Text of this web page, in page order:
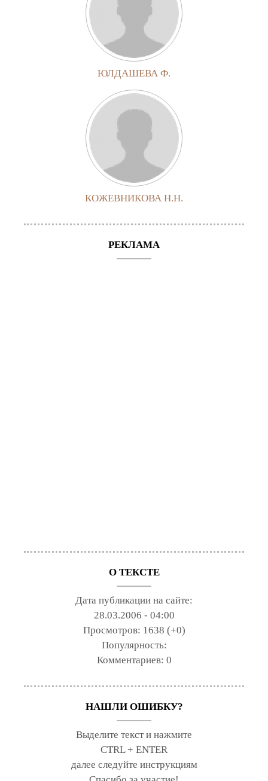
ЮЛДАШЕВА Ф.
КОЖЕВНИКОВА Н.Н.
РЕКЛАМА
О ТЕКСТЕ
Дата публикации на сайте:
28.03.2006 - 04:00
Просмотров: 1638 (+0)
Популярность:
Комментариев: 0
НАШЛИ ОШИБКУ?
Выделите текст и нажмите
CTRL + ENTER
далее следуйте инструкциям